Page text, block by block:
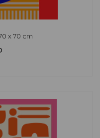
x 70 cm